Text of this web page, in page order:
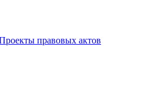
правовых актов